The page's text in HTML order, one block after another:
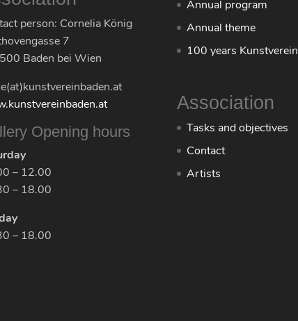
person: Cornelia König
7
Baden bei Wien
Opening hours
– 12.00
– 18.00
– 18.00
Annual program
Annual theme
100 years Kunstverein
Association
Tasks and objectives
Contact
Artists